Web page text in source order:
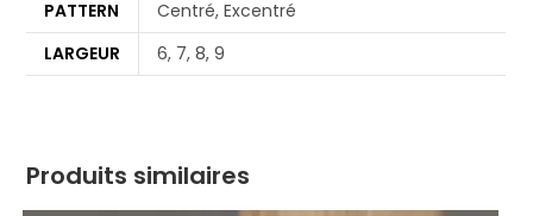
PATTERN
Centré, Excentré
LARGEUR
6, 7, 8, 9
Produits similaires